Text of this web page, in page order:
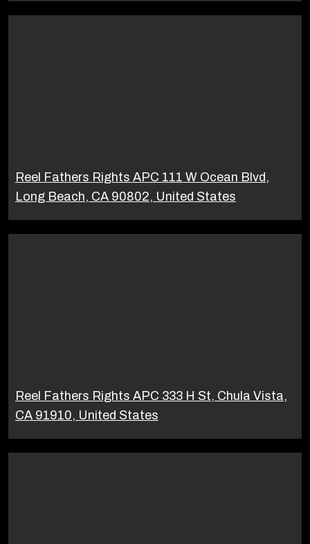
Reel Fathers Rights APC 111 W Ocean Blvd,
Long Beach, CA 90802, United States
Reel Fathers Rights APC 333 H St, Chula Vista,
CA 91910, United States